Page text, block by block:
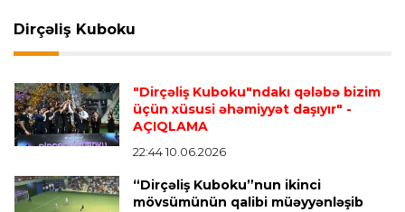
Transfer
İngiltərə P.L. 23:14 06.08.2026
Alexandre Pato İngiltərə klubunun prezidenti
Dirçəliş Kuboku
"Dirçəliş Kuboku"ndakı qələbə bizim
üçün xüsusi əhəmiyyət daşıyır" -
AÇIQLAMA
22:44 10.06.2026
“Dirçəliş Kuboku”nun ikinci
mövsümünün qalibi müəyyənləşib